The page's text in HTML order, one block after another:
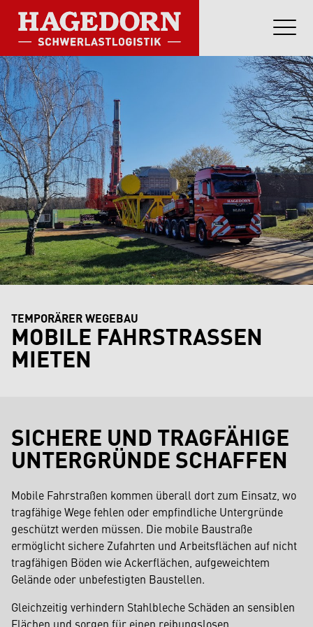
TEMPORÄRER WEGEBAU
MOBILE FAHRSTRASSEN M
IETEN
SICHERE UND TRAGFÄHIGE
UNTERGRÜNDE SCHAFFEN
Mobile Fahrstraßen kommen überall dort zum Einsatz, wo
tragfähige Wege fehlen oder empfindliche Untergründe
geschützt werden müssen. Die mobile Baustraße
ermöglicht sichere Zufahrten und Arbeitsflächen auf nicht
tragfähigen Böden wie Ackerflächen, aufgeweichtem
Gelände oder unbefestigten Baustellen.
Gleichzeitig verhindern Stahlbleche Schäden an sensiblen
Flächen und sorgen für einen reibungslosen